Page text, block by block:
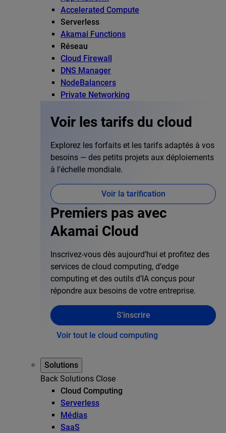
Accelerated Compute
Serverless
Akamai Functions
Réseau
Cloud Firewall
DNS Manager
NodeBalancers
Private Networking
Voir les tarifs du cloud
Explorez les forfaits et les tarifs adaptés à vos
besoins — des petits projets aux déploiements
à l'échelle mondiale.
Voir la tarification
Premiers pas avec
Akamai Cloud
Inscrivez-vous dès aujourd’hui et profitez des
services de cloud computing, d’edge
computing et des outils d’IA conçus pour
répondre aux besoins de votre entreprise.
S'inscrire
Voir tout le cloud computing
Solutions
Back Solutions Close
Cloud Computing
Serverless
Médias
SaaS